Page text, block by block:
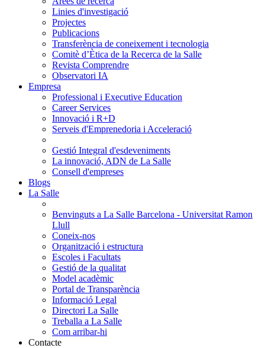
Linies d'investigació
Projectes
Publicacions
Transferència de coneixement i tecnologia
Comitè d’Ètica de la Recerca de la Salle
Revista Comprendre
Observatori IA
Empresa
Professional i Executive Education
Career Services
Innovació i R+D
Serveis d'Emprenedoria i Acceleració
Gestió Integral d'esdeveniments
La innovació, ADN de La Salle
Consell d'empreses
Blogs
La Salle
Benvinguts a La Salle Barcelona - Universitat Ramon
Llull
Coneix-nos
Organització i estructura
Escoles i Facultats
Gestió de la qualitat
Model acadèmic
Portal de Transparència
Informació Legal
Directori La Salle
Treballa a La Salle
Com arribar-hi
Contacte